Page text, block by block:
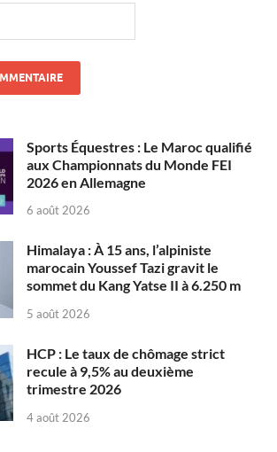
Sports Équestres : Le Maroc qualifié
aux Championnats du Monde FEI
2026 en Allemagne
6 août 2026
Himalaya : À 15 ans, l’alpiniste
marocain Youssef Tazi gravit le
sommet du Kang Yatse II à 6.250 m
5 août 2026
HCP : Le taux de chômage strict
recule à 9,5% au deuxième
trimestre 2026
4 août 2026